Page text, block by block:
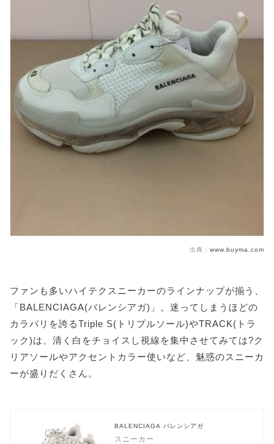
出典： www.buyma.com
ファンも多いハイテクスニーカーのラインナップが揃う、
「BALENCIAGA(バレンシアガ)」。迷ってしまうほどの
カラバリを誇るTriple S(トリプルソール)やTRACK(トラ
ック)は、清く白をチョイスし視線を集中させてみては?ク
リアソールやアクセントカラー使いなど、魅惑のスニーカ
ーが盛りだくさん。
BALENCIAGA バレンシアガ
スニーカー